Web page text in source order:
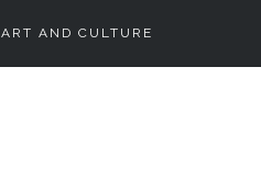
ART AND CULTURE